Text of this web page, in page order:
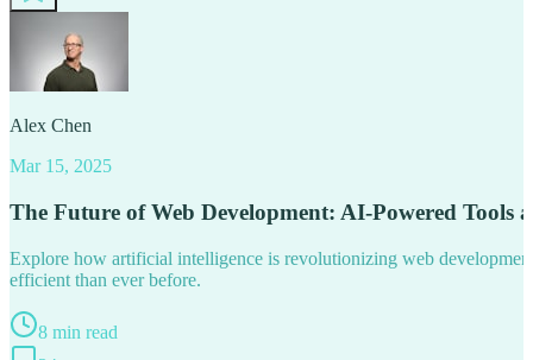
Alex Chen
Mar 15, 2025
The Future of Web Development: AI-Powered Tools
Explore how artificial intelligence is revolutionizing web
efficient than ever before.
8 min read